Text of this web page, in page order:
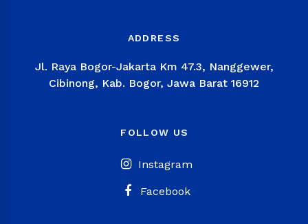
ADDRESS
Jl. Raya Bogor-Jakarta Km 47.3, Nanggewer,
Cibinong, Kab. Bogor, Jawa Barat 16912
FOLLOW US
Instagram
Facebook